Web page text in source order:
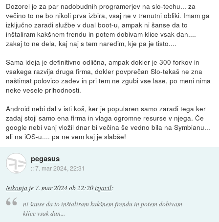
Dozorel je za par nadobudnih programerjev na slo-techu... za
večino to ne bo nikoli prva izbira, vsaj ne v trenutni obliki. Imam ga
izključno zaradi službe v dual boot-u, ampak ni šanse da to
inštaliram kakšnem frendu in potem dobivam klice vsak dan....
zakaj to ne dela, kaj naj s tem naredim, kje pa je tisto....
Sama ideja je definitivno odlična, ampak dokler je 300 forkov in
vsakega razvija druga firma, dokler povprečan Slo-tekaš ne zna
naštimat polovico zadev in pri tem ne zgubi vse lase, po meni nima
neke vesele prihodnosti.
Android nebi dal v isti koš, ker je popularen samo zaradi tega ker
zadaj stoji samo ena firma in vlaga ogromne resurse v njega. Če
google nebi vanj vložil dnar bi večina še vedno bila na Symbianu...
ali na iOS-u.... pa ne vem kaj je slabše!
pegasus
::7. mar 2024, 22:31
Nikonja je 7. mar 2024 ob 22:20izjavil:
ni šanse da to inštaliram kakšnem frendu in potem dobivam
klice vsak dan...